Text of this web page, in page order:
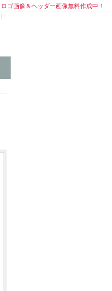
ロゴ画像＆ヘッダー画像無料作成中！